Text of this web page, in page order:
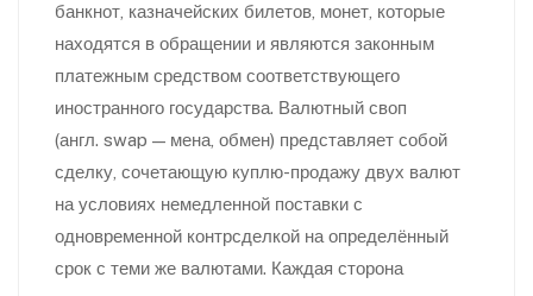
банкнот, казначейских билетов, монет, которые
находятся в обращении и являются законным
платежным средством соответствующего
иностранного государства. Валютный своп
(англ. swap — мена, обмен) представляет собой
сделку, сочетающую куплю-продажу двух валют
на условиях немедленной поставки с
одновременной контрсделкой на определённый
срок с теми же валютами. Каждая сторона